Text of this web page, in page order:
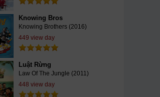
Knowing Bros
Knowing Brothers (2016)
449 view day
Luật Rừng
Law Of The Jungle (2011)
448 view day